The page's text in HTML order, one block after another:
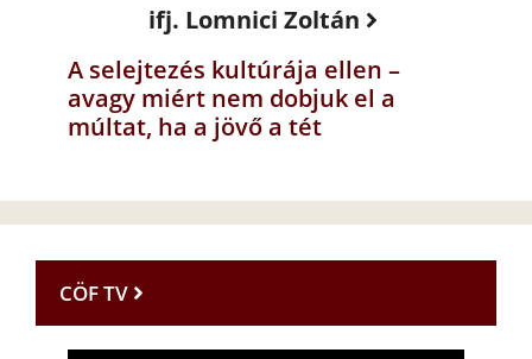
ifj. Lomnici Zoltán
A selejtezés kultúrája ellen –
avagy miért nem dobjuk el a
múltat, ha a jövő a tét
CÖF TV